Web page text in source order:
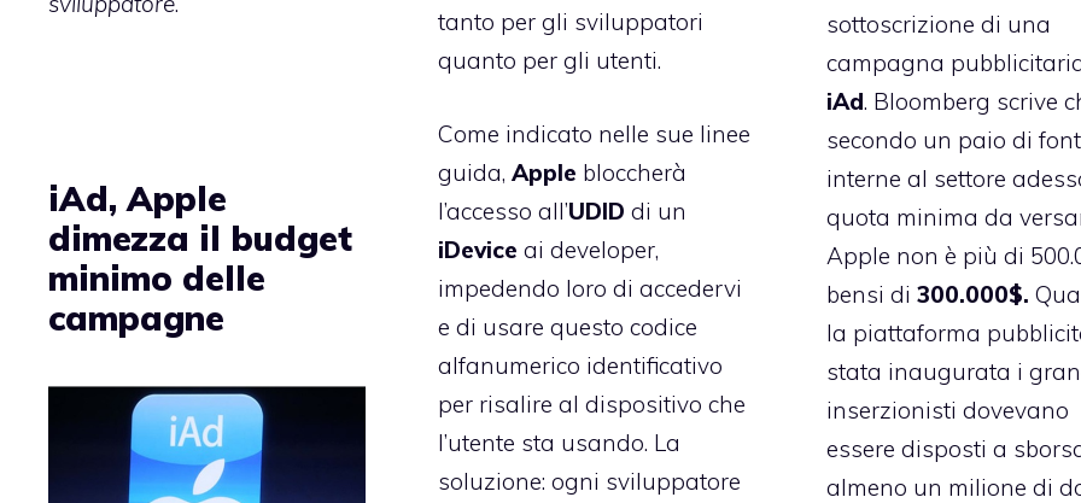
tanto per gli sviluppatori
quanto per gli utenti.
Come indicato nelle sue linee
guida, Apple bloccherà
l’accesso all’UDID di un
iDevice ai developer,
impedendo loro di accedervi
e di usare questo codice
alfanumerico identificativo
per risalire al dispositivo che
l’utente sta usando. La
soluzione: ogni sviluppatore
sottoscrizione di una
campagna
iAd. Bloomberg scrive
secondo un paio di
interne al settore
quota minima da
Apple non è più di
bensi di300.000$.
la piattaforma
stata inaugurata i
inserzionisti dovevano
essere disposti a
almeno un milione di
iAd, Apple
dimezza il budget
minimo delle
campagne